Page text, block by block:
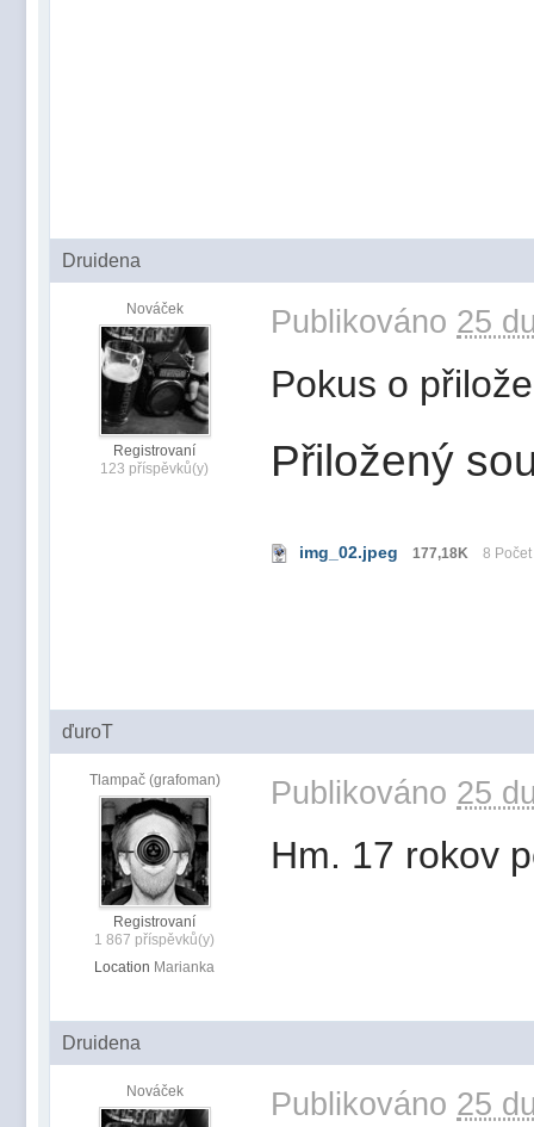
Druidena
Nováček
Registrovaní
123 příspěvků(y)
Publikováno 25
Pokus o
Přiložený
img_02.jpeg 177,18K 8
ďuroT
Tlampač (grafoman)
Registrovaní
1 867 příspěvků(y)
Location Marianka
Publikováno 25
Hm. 17 rokov
Druidena
Nováček Publikováno 25